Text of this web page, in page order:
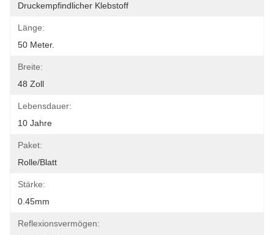
Druckempfindlicher Klebstoff
Länge:
50 Meter.
Breite:
48 Zoll
Lebensdauer:
10 Jahre
Paket:
Rolle/Blatt
Stärke:
0.45mm
Reflexionsvermögen: